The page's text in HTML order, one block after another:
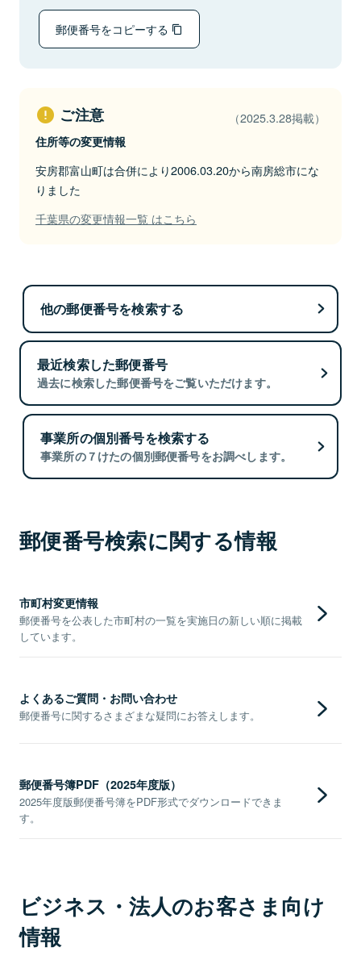
郵便番号をコピーする
ご注意 （2025.3.28掲載）
住所等の変更情報
安房郡富山町は合併により2006.03.20から南房総市にな
りました
千葉県の変更情報一覧 はこちら
他の郵便番号を検索する
最近検索した郵便番号
過去に検索した郵便番号をご覧いただけます。
事業所の個別番号を検索する
事業所の７けたの個別郵便番号をお調べします。
郵便番号検索に関する情報
市町村変更情報
郵便番号を公表した市町村の一覧を実施日の新しい順に掲載
しています。
よくあるご質問・お問い合わせ
郵便番号に関するさまざまな疑問にお答えします。
郵便番号簿PDF（2025年度版）
2025年度版郵便番号簿をPDF形式でダウンロードできま
す。
ビジネス・法人のお客さま向け
情報